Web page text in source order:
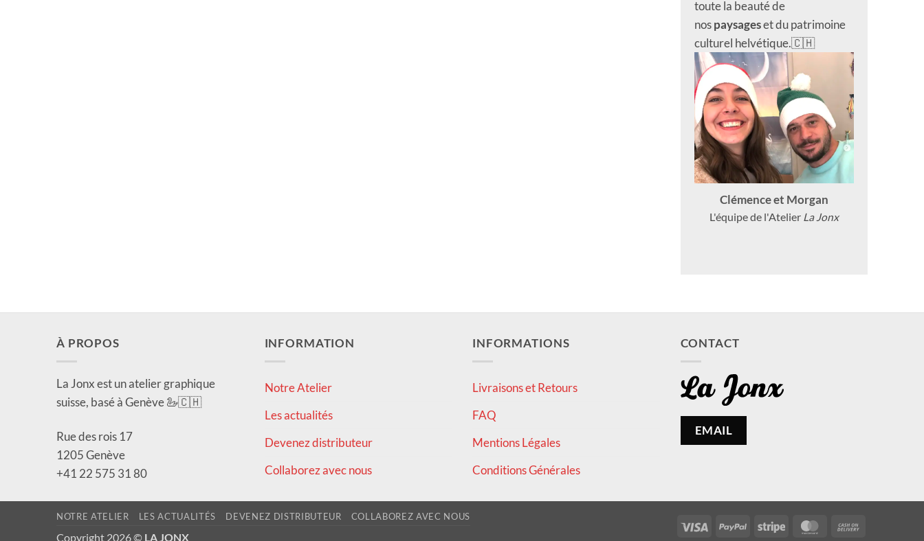
toute la beauté de
nospaysageset du patrimoine
culturel helvétique.🇨🇭
Clémence et Morgan
L'équipe de l'Atelier La Jonx
À PROPOS
La Jonx est un atelier graphique
suisse, basé à Genève 🦢🇨🇭
Rue des rois 17
1205 Genève
+41 22 575 31 80
INFORMATION
Notre Atelier
Les actualités
Devenez distributeur
Collaborez avec nous
INFORMATIONS
Livraisons et Retours
FAQ
Mentions Légales
Conditions Générales
CONTACT
EMAIL
Visa PayPal Stripe MasterCard
NOTRE ATELIER LES ACTUALITÉS DEVENEZ DISTRIBUTEUR COLLABOREZ AVEC NOUS
Copyright 2026 © LA JONX